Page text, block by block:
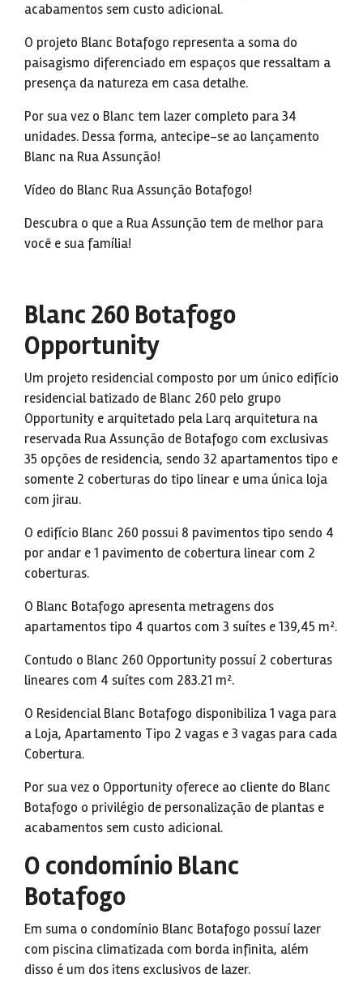
acabamentos sem custo adicional.
O projeto Blanc Botafogo representa a soma do
paisagismo diferenciado em espaços que ressaltam a
presença da natureza em casa detalhe.
Por sua vez o Blanc tem lazer completo para 34
unidades. Dessa forma, antecipe-se ao lançamento
Blanc na Rua Assunção!
Vídeo do Blanc Rua Assunção Botafogo!
Descubra o que a Rua Assunção tem de melhor para
você e sua família!
Blanc 260 Botafogo
Opportunity
Um projeto residencial composto por um único edifício
residencial batizado de Blanc 260 pelo grupo
Opportunity e arquitetado pela Larq arquitetura na
reservada Rua Assunção de Botafogo com exclusivas
35 opções de residencia, sendo 32 apartamentos tipo e
somente 2 coberturas do tipo linear e uma única loja
com jirau.
O edifício Blanc 260 possui 8 pavimentos tipo sendo 4
por andar e 1 pavimento de cobertura linear com 2
coberturas.
O Blanc Botafogo apresenta metragens dos
apartamentos tipo 4 quartos com 3 suítes e 139,45 m².
Contudo o Blanc 260 Opportunity possuí 2 coberturas
lineares com 4 suítes com 283.21 m².
O Residencial Blanc Botafogo disponibiliza 1 vaga para
a Loja, Apartamento Tipo 2 vagas e 3 vagas para cada
Cobertura.
Por sua vez o Opportunity oferece ao cliente do Blanc
Botafogo o privilégio de personalização de plantas e
acabamentos sem custo adicional.
O condomínio Blanc
Botafogo
Em suma o condomínio Blanc Botafogo possuí lazer
com piscina climatizada com borda infinita, além
disso é um dos itens exclusivos de lazer.